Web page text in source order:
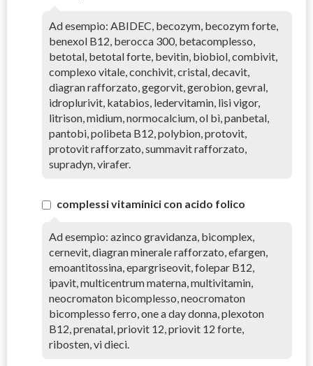
Ad esempio: ABIDEC, becozym, becozym forte,
benexol B12, berocca 300, betacomplesso,
betotal, betotal forte, bevitin, biobiol, combivit,
complexo vitale, conchivit, cristal, decavit,
diagran rafforzato, gegorvit, gerobion, gevral,
idroplurivit, katabios, ledervitamin, lisi vigor,
litrison, midium, normocalcium, ol bì, panbetal,
pantobi, polibeta B12, polybion, protovit,
protovit rafforzato, summavit rafforzato,
supradyn, virafer.
complessi vitaminici con acido folico
Ad esempio: azinco gravidanza, bicomplex,
cernevit, diagran minerale rafforzato, efargen,
emoantitossina, epargriseovit, folepar B12,
ipavit, multicentrum materna, multivitamin,
neocromaton bicomplesso, neocromaton
bicomplesso ferro, one a day donna, plexoton
B12, prenatal, priovit 12, priovit 12 forte,
ribosten, vi dieci.